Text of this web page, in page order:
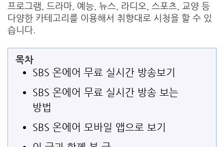
프로그램, 드라마, 예능, 뉴스, 라디오, 스포츠, 교양 등
다양한 카테고리를 이용해서 취향대로 시청을 할 수 있
습니다.
목차
SBS 온에어 무료 실시간 방송보기
SBS 온에어 무료 실시간 방송 보는
방법
SBS 온에어 모바일 앱으로 보기